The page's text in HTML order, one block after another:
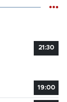
21:30
19:00